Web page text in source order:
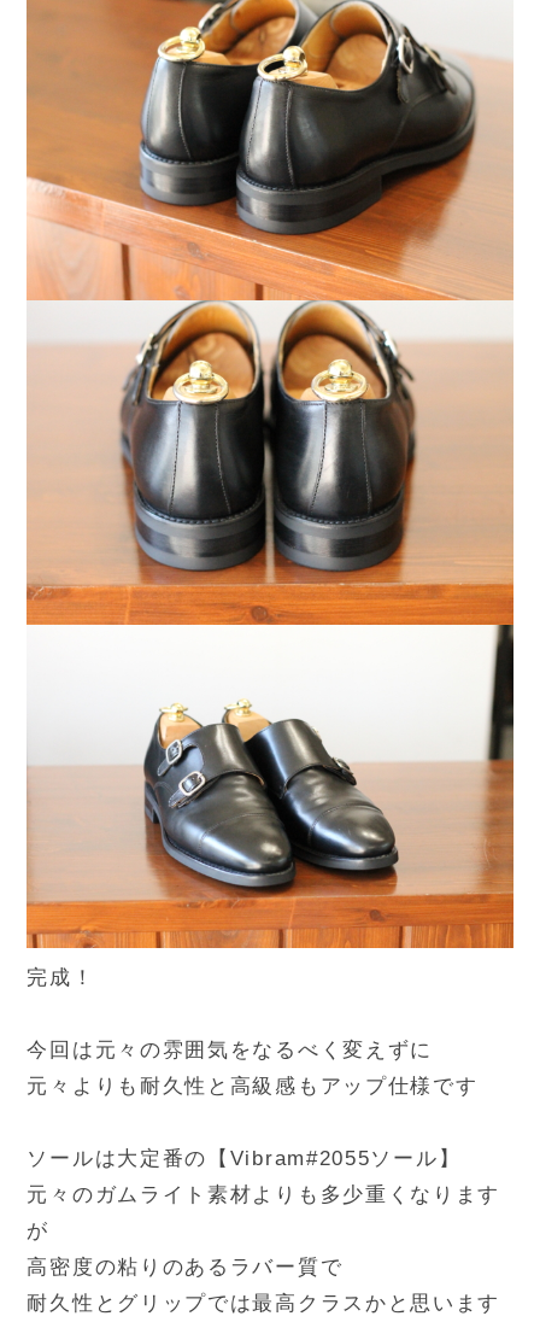
完成！
今回は元々の雰囲気をなるべく変えずに
元々よりも耐久性と高級感もアップ仕様です
ソールは大定番の【Vibram#2055ソール】
元々のガムライト素材よりも多少重くなります
が
高密度の粘りのあるラバー質で
耐久性とグリップでは最高クラスかと思います